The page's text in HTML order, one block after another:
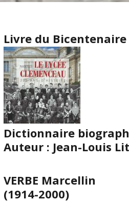
Livre du Bicentenaire
Dictionnaire
Auteur : Jean-Louis
VERBE Marcellin
(1914-2000)